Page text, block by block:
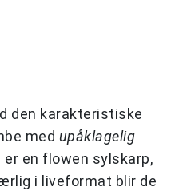
den karakteristiske
med upåklagelig
en flowen sylskarp,
i liveformat blir de